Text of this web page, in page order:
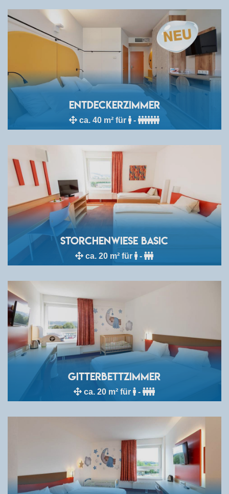
Entdeckerzimmer
ca. 40 m² für -
Storchenwiese Basic
ca. 20 m² für -
Gitterbettzimmer
ca. 20 m² für -